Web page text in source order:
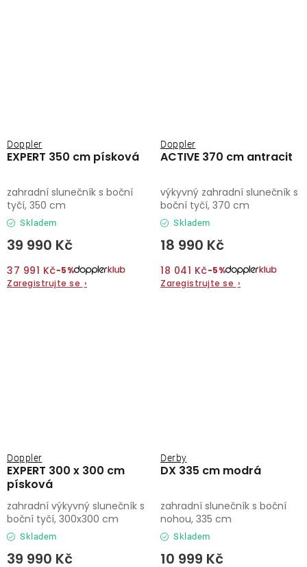
EXPERT 350 cm písková
Doppler
Skladem
39 990 Kč
37 991 Kč−5%
Zaregistrujte se ›
zahradní slunečník s boční
tyčí, 350 cm
ACTIVE 370 cm antracit
Doppler
Skladem
18 990 Kč
18 041 Kč−5%
Zaregistrujte se ›
výkyvný zahradní slunečník s
boční tyčí, 370 cm
EXPERT 300 x 300 cm
písková
Doppler
Skladem
39 990 Kč
zahradní výkyvný slunečník s
boční tyčí, 300x300 cm
DX 335 cm modrá
Derby
Skladem
10 999 Kč
zahradní slunečník s boční
nohou, 335 cm